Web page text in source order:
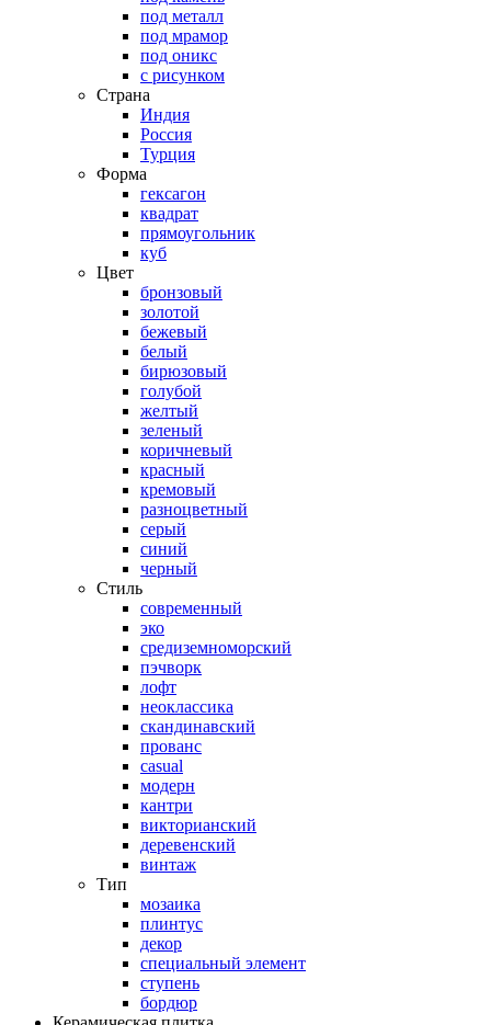
под металл
под мрамор
под оникс
с рисунком
Страна
Индия
Россия
Турция
Форма
гексагон
квадрат
прямоугольник
куб
Цвет
бронзовый
золотой
бежевый
белый
бирюзовый
голубой
желтый
зеленый
коричневый
красный
кремовый
разноцветный
серый
синий
черный
Стиль
современный
эко
средиземноморский
пэчворк
лофт
неоклассика
скандинавский
прованс
casual
модерн
кантри
викторианский
деревенский
винтаж
Тип
мозаика
плинтус
декор
специальный элемент
ступень
бордюр